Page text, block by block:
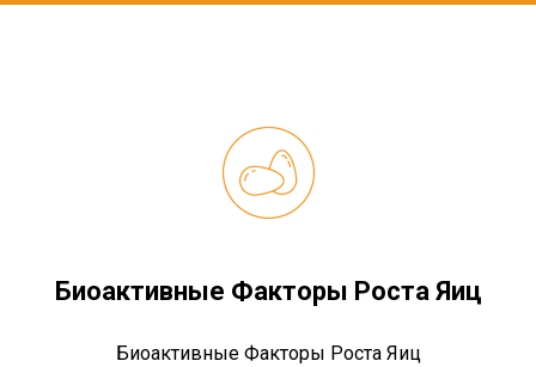
Биоактивные Факторы Роста Яиц
Биоактивные Факторы Роста Яиц